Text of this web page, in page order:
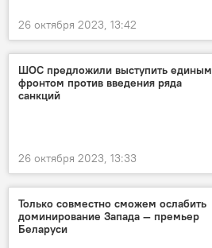
26 октября 2023, 13:42
ШОС предложили выступить единым
фронтом против введения ряда
санкций
26 октября 2023, 13:33
Только совместно сможем ослабить
доминирование Запада — премьер
Беларуси